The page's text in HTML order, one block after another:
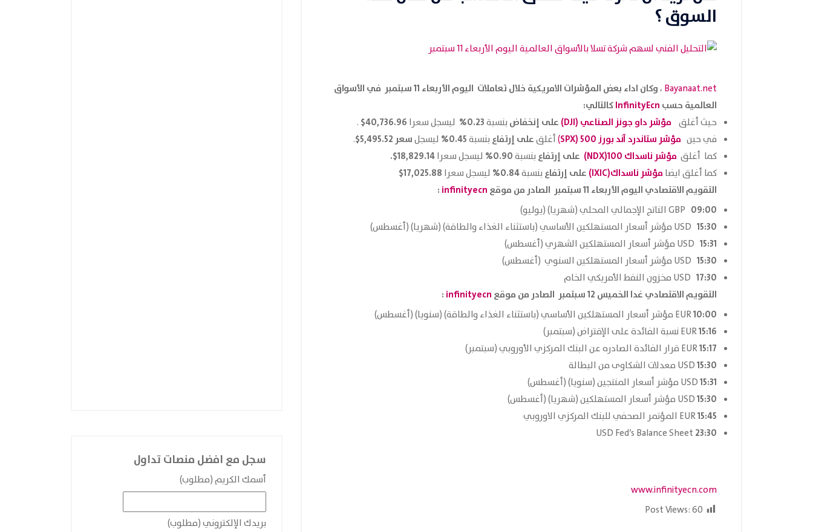
السوق ؟
Bayanaat.net ،
وكان اداء بعض المؤشرات الامريكية خلال تعاملات اليوم الأربعاء 11 سبتمبر في الأسواق
العالمية حسب
كالتالي:
حيث أغلق مؤشر داو جونز الصناعي (DJI) على إنخفاض بنسبة0.23% ليسجل سعرا 40,736.96$
.‏
في حين مؤشر ستاندرد آند بورز 500 (SPX )أغلقعلى إرتفاع بنسبة ليسجلسعر 5,495.52$
.‏
كما أغلق مؤشر ناسداك 100(NDX) على إرتفاع بنسبة0.90% ليسجل سعرا18,829.14$.
كما أغلق ايضا مؤشر ناسداك(IXIC) على إرتفاع بنسبة0.84% ليسجل سعرا 17,025.88$
التقويم الاقتصادي اليوم الأربعاء 11 سبتمبر الصادر من موقع
infinityecn
:
09:00
15:30
15:31
15:30
17:30
التقويم الاقتصادي غدا الخميس 12 سبتمبر الصادر من موقع infinityecn
:
10:00
15:16
15:17
15:30
15:31
15:30
15:45
23:30
www.infinityecn.com
Post Views:60
سجل مع افضل منصات تداول
أسمك الكريم (مطلوب)
بريدك الإلكتروني (مطلوب)